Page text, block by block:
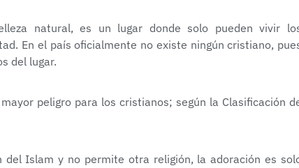
natural, es un lugar donde solo pueden vivir
En el país oficialmente no existe ningún cristiano,
del lugar.
peligro para los cristianos; según la Clasificación
del Islam y no permite otra religión, la adoración es